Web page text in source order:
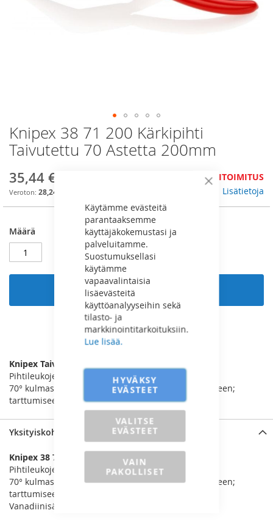
Sulje
Käytämme evästeitä
parantaaksemme
käyttäjäkokemustasi ja
palveluitamme.
Suostumuksellasi
käytämme
vapaavalintaisia
lisäevästeitä
käyttöanalyyseihin sekä
tilasto- ja
markkinointitarkoituksiin.
Lue lisää.
HYVÄKSY
EVÄSTEET
VALITSE
EVÄSTEET
VAIN
PAKOLLISET
Skip
to
the
of
the
Knipex 38 71 200 Kärkipihti
Taivutettu 70 Astetta 200mm
35,44 €
28,24 €
JÄLKITOIMITUS
Lisätietoja
Määrä
Lisää ostoskoriin
LISÄÄ VERTAILUUN
Knipex Taivutettu Kärkipihti (Asentajan pihdit)
Pihtileukojen/-kärkien korkea taivutuslujuus
70° kulmassa, latteanpyöreät leuat sokkien vetämiseen;
tarttumiseen vaikeastipääsyisiin paikkoihin
Yksityiskohdat
Knipex 38 71 200 Asentajan pihdit
Pihtileukojen/-kärkien korkea taivutuslujuus
70° kulmassa, latteanpyöreät leuat sokkien vetämiseen;
tarttumiseen vaikeastipääsyisiin paikkoihin
Vanadiinisähköteräs, taottu, öljykarkaistu